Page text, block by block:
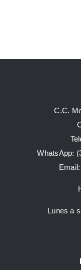
C.C.
WhatsApp:
Email:
Lunes a